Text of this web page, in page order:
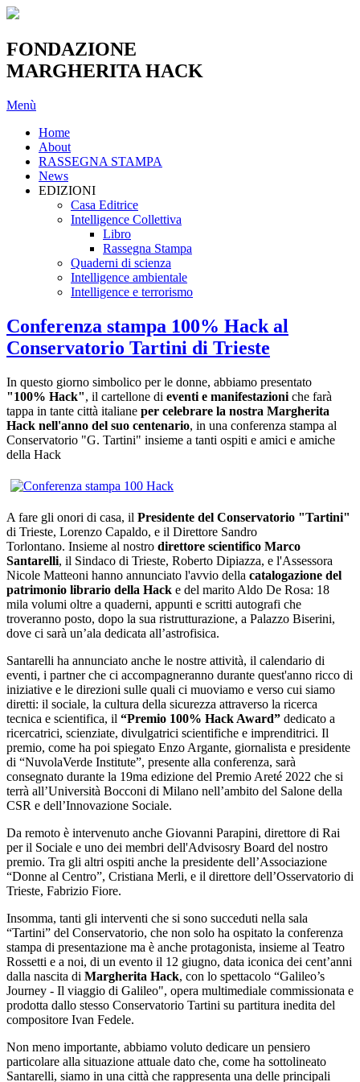
FONDAZIONE
MARGHERITA HACK
Menù
Home
About
RASSEGNA STAMPA
News
EDIZIONI
Casa Editrice
Intelligence Collettiva
Libro
Rassegna Stampa
Quaderni di scienza
Intelligence ambientale
Intelligence e terrorismo
Conferenza stampa 100% Hack al
Conservatorio Tartini di Trieste
In questo giorno simbolico per le donne, abbiamo presentato
"100% Hack", il cartellone di eventi e manifestazioni che farà
tappa in tante città italiane per celebrare la nostra Margherita
Hack nell'anno del suo centenario, in una conferenza stampa al
Conservatorio "G. Tartini" insieme a tanti ospiti e amici e amiche
della Hack
A fare gli onori di casa, il Presidente del Conservatorio "Tartini"
di Trieste, Lorenzo Capaldo, e il Direttore Sandro
Torlontano. Insieme al nostro direttore scientifico Marco
Santarelli, il Sindaco di Trieste, Roberto Dipiazza, e l'Assessora
Nicole Matteoni hanno annunciato l'avvio della catalogazione del
patrimonio librario della Hack e del marito Aldo De Rosa: 18
mila volumi oltre a quaderni, appunti e scritti autografi che
troveranno posto, dopo la sua ristrutturazione, a Palazzo Biserini,
dove ci sarà un’ala dedicata all’astrofisica.
Santarelli ha annunciato anche le nostre attività, il calendario di
eventi, i partner che ci accompagneranno durante quest'anno ricco di
iniziative e le direzioni sulle quali ci muoviamo e verso cui siamo
diretti: il sociale, la cultura della sicurezza attraverso la ricerca
tecnica e scientifica, il “Premio 100% Hack Award” dedicato a
ricercatrici, scienziate, divulgatrici scientifiche e imprenditrici. Il
premio, come ha poi spiegato Enzo Argante, giornalista e presidente
di “NuvolaVerde Institute”, presente alla conferenza, sarà
consegnato durante la 19ma edizione del Premio Areté 2022 che si
terrà all’Università Bocconi di Milano nell’ambito del Salone della
CSR e dell’Innovazione Sociale.
Da remoto è intervenuto anche Giovanni Parapini, direttore di Rai
per il Sociale e uno dei membri dell'Advisosry Board del nostro
premio. Tra gli altri ospiti anche la presidente dell’Associazione
“Donne al Centro”, Cristiana Merli, e il direttore dell’Osservatorio di
Trieste, Fabrizio Fiore.
Insomma, tanti gli interventi che si sono succeduti nella sala
“Tartini” del Conservatorio, che non solo ha ospitato la conferenza
stampa di presentazione ma è anche protagonista, insieme al Teatro
Rossetti e a noi, di un evento il 12 giugno, data iconica dei cent’anni
dalla nascita di Margherita Hack, con lo spettacolo “Galileo’s
Journey - Il viaggio di Galileo", opera multimediale commissionata e
prodotta dallo stesso Conservatorio Tartini su partitura inedita del
compositore Ivan Fedele.
Non meno importante, abbiamo voluto dedicare un pensiero
particolare alla situazione attuale dato che, come ha sottolineato
Santarelli, siamo in una città che rappresenta una delle principali